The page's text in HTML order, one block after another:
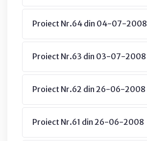
Proiect Nr.64 din 04-07-2008
Proiect Nr.63 din 03-07-2008
Proiect Nr.62 din 26-06-2008
Proiect Nr.61 din 26-06-2008